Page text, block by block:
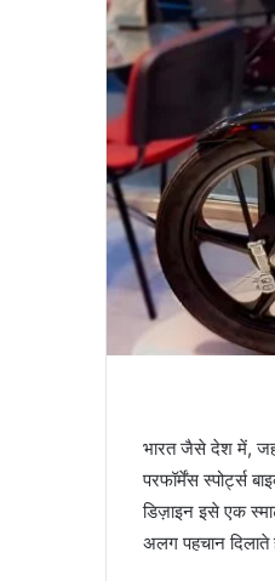
भारत जैसे देश में,
परफॉर्मेंस स्पोर्ट्स
डिज़ाइन इसे एक
अलग पहचान दिलाते